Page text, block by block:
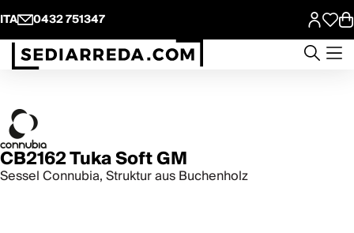
ITA 0432 751347
CB2162 Tuka Soft GM
Sessel Connubia, Struktur aus Buchenholz